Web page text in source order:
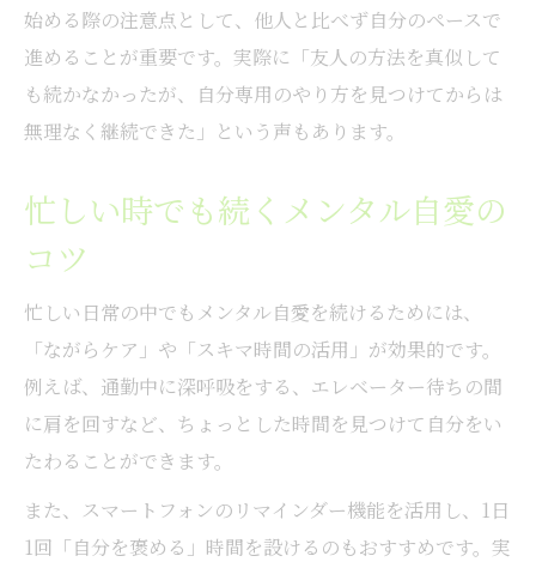
始める際の注意点として、他人と比べず自分のペースで
進めることが重要です。実際に「友人の方法を真似して
も続かなかったが、自分専用のやり方を見つけてからは
無理なく継続できた」という声もあります。
忙しい時でも続くメンタル自愛の
コツ
忙しい日常の中でもメンタル自愛を続けるためには、
「ながらケア」や「スキマ時間の活用」が効果的です。
例えば、通勤中に深呼吸をする、エレベーター待ちの間
に肩を回すなど、ちょっとした時間を見つけて自分をい
たわることができます。
また、スマートフォンのリマインダー機能を活用し、1日
1回「自分を褒める」時間を設けるのもおすすめです。実